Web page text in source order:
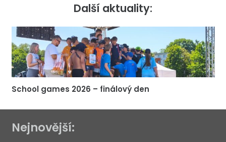
Další aktuality:
School games 2026 – finálový den
Nejnovější: